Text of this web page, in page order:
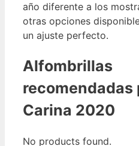
año diferente a los
otras opciones
un ajuste perfecto.
Alfombrillas
recomendadas
Carina 2020
No products found.